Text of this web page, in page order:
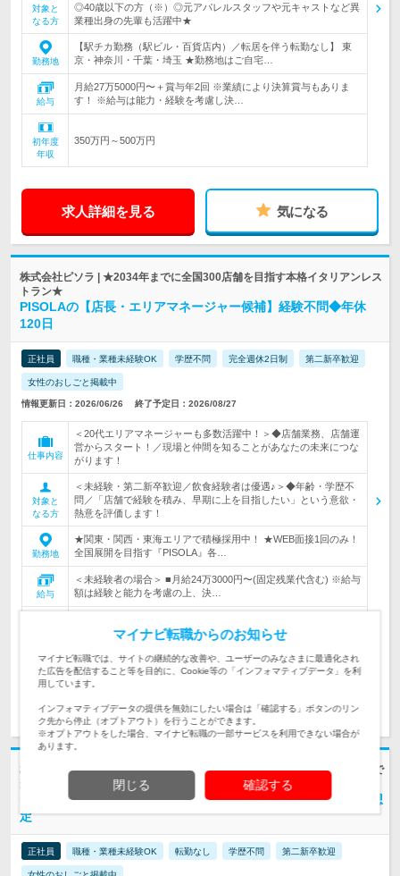
対象と
なる方
◎40歳以下の方（※）◎元アパレルスタッフや元キャストなど異
業種出身の先輩も活躍中★
勤務地
【駅チカ勤務（駅ビル・百貨店内）／転居を伴う転勤なし】 東
京・神奈川・千葉・埼玉 ★勤務地はご自宅…
給与
月給27万5000円〜＋賞与年2回 ※業績により決算賞与もありま
す！ ※給与は能力・経験を考慮し決…
初年度
年収
350万円～500万円
求人詳細を見る 気になる
株式会社ピソラ | ★2034年までに全国300店舗を目指す本格イタリアンレス
トラン★
PISOLAの【店長・エリアマネージャー候補】経験不問◆年休
120日
正社員 職種・業種未経験OK 学歴不問 完全週休2日制 第二新卒歓迎
女性のおしごと掲載中
情報更新日：2026/06/26 終了予定日：2026/08/27
仕事内容
＜20代エリアマネージャーも多数活躍中！＞◆店舗業務、店舗運
営からスタート！／現場と仲間を知ることがあなたの未来につな
がります！
対象と
なる方
＜未経験・第二新卒歓迎／飲食経験者は優遇♪＞◆年齢・学歴不
問／「店舗で経験を積み、早期に上を目指したい」という意欲・
熱意を評価します！
勤務地
★関東・関西・東海エリアで積極採用中！ ★WEB面接1回のみ！
全国展開を目指す『PISOLA』各…
給与
＜未経験者の場合＞ ■月給24万3000円〜(固定残業代含む) ※給与
額は経験と能力を考慮の上、決…
500万円～1000万円
求人詳細を見る 気になる
株式会社ファッズ | 日本最大級の大型チェーン『新時代』を展開 ＃店長まで
最短1ヵ月
◆書類通過率95%【店長候補】*未経験から初年度年収450万円想
定
正社員 職種・業種未経験OK 転勤なし 学歴不問 第二新卒歓迎
マイナビ転職からのお知らせ
マイナビ転職では、サイトの継続的な改善や、ユーザーのみなさまに最適化され
た広告を配信すること等を目的に、Cookie等の「インフォマティブデータ」を利
用しています。
インフォマティブデータの提供を無効にしたい場合は「確認する」ボタンのリン
ク先から停止（オプトアウト）を行うことができます。
※オプトアウトをした場合、マイナビ転職の一部サービスを利用できない場合が
あります。
閉じる 確認する